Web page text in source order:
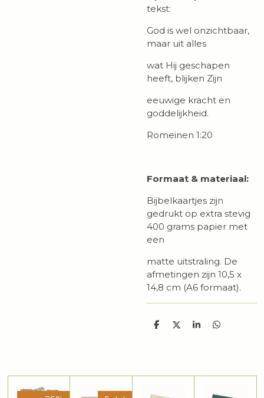
tekst:
God is wel onzichtbaar,
maar uit alles
wat Hij geschapen
heeft, blijken Zijn
eeuwige kracht en
goddelijkheid.
Romeinen 1:20
Formaat & materiaal:
Bijbelkaartjes zijn
gedrukt op extra stevig
400 grams papier met
een
matte uitstraling. De
afmetingen zijn 10,5 x
14,8 cm (A6 formaat).
D
D
S
D